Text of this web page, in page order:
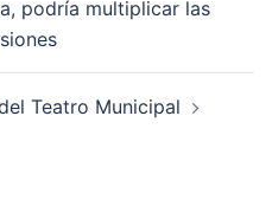
podría multiplicar las
Teatro Municipal